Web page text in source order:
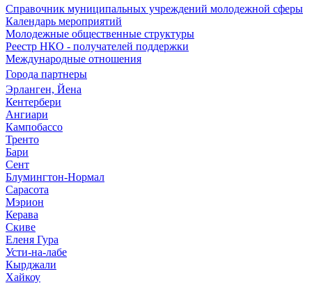
Справочник муниципальных учреждений молодежной сферы
Календарь мероприятий
Молодежные общественные структуры
Реестр НКО - получателей поддержки
Международные отношения
Города партнеры
Эрланген, Йена
Кентербери
Ангиари
Кампобассо
Тренто
Бари
Сент
Блумингтон-Нормал
Сарасота
Мэрион
Керава
Скиве
Еленя Гура
Усти-на-лабе
Кырджали
Хайкоу